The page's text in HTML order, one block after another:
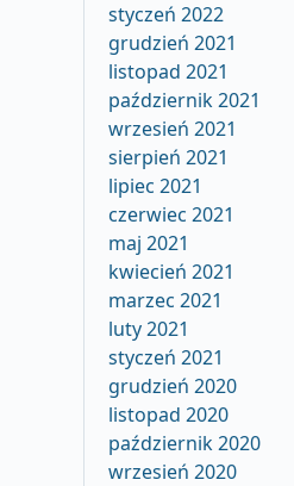
styczeń 2022
grudzień 2021
listopad 2021
październik 2021
wrzesień 2021
sierpień 2021
lipiec 2021
czerwiec 2021
maj 2021
kwiecień 2021
marzec 2021
luty 2021
styczeń 2021
grudzień 2020
listopad 2020
październik 2020
wrzesień 2020